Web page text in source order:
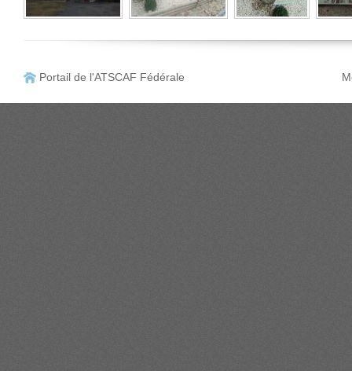
Portail de l'ATSCAF Fédérale